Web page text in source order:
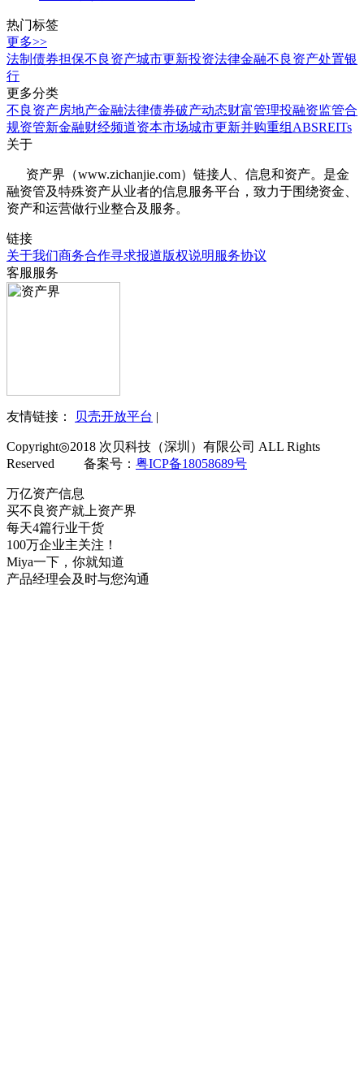
热门标签
更多>>
法制 债券担保不良资产城市更新投资法律金融不良资产处置银
行
更多分类
不良资产房地产金融法律债券破产动态财富管理投融资监管合
规资管新金融财经频道资本市场城市更新并购重组 ABSREITs
关于
资产界（www.zichanjie.com）链接人、信息和资产。是金
融资管及特殊资产从业者的信息服务平台，致力于围绕资金、
资产和运营做行业整合及服务。
链接
关于我们商务合作寻求报道版权说明 服务协议
客服服务
友情链接： 贝壳开放平台 |
Copyright◎2018 次贝科技（深圳）有限公司 ALL Rights
Reserved 备案号： 粤ICP备18058689号
万亿资产信息
买不良资产就上资产界
每天4篇行业干货
100万企业主关注！
Miya一下，你就知道
产品经理会及时与您沟通